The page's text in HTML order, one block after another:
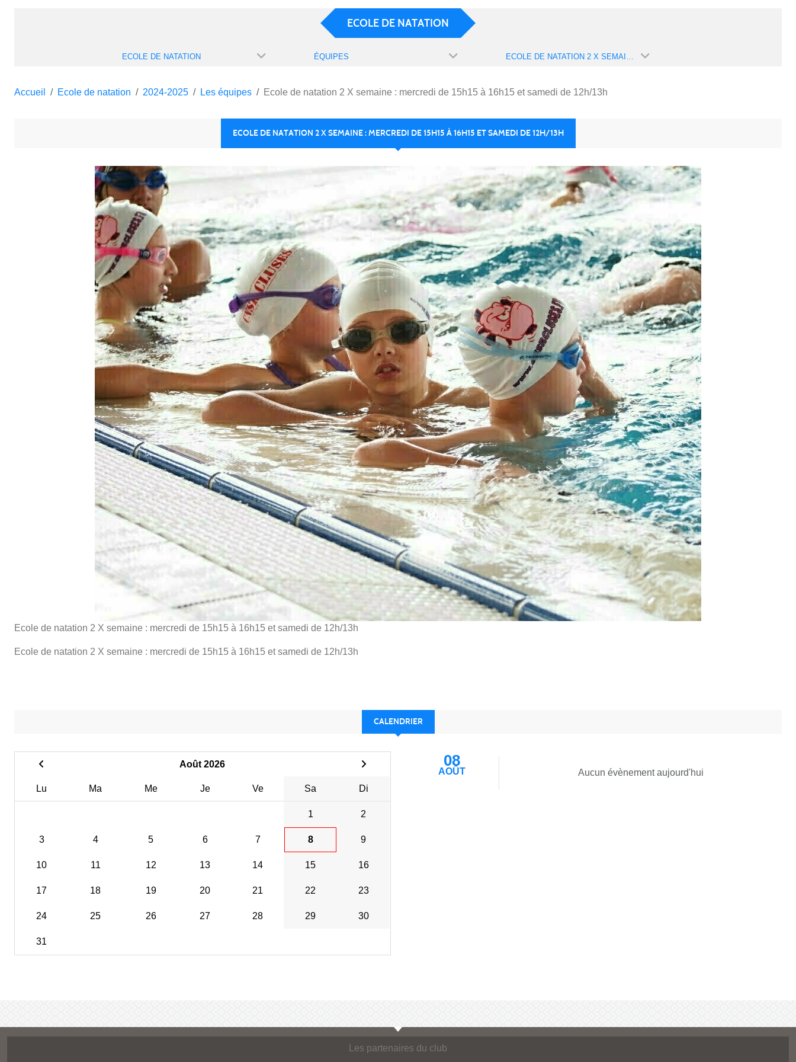
ECOLE DE NATATION
ECOLE DE NATATION ÉQUIPES
Accueil Ecole de natation 2024-2025 Les équipes Ecole de natation 2 X semaine : mercredi de 15h15 à 16h15 et samedi de 12h/13h
ECOLE DE NATATION 2 X SEMAINE : MERCREDI DE 15H15 À 16H15 ET SAMEDI DE 12H/13H
Ecole de natation 2 X semaine : mercredi de 15h15 à 16h15 et samedi de 12h/13h
Ecole de natation 2 X semaine : mercredi de 15h15 à 16h15 et samedi de 12h/13h
CALENDRIER
Août 2026
Lu Ma Me Je Ve Sa Di
1 2
3 4 5 6 7 8 9
10 11 12 13 14 15 16
17 18 19 20 21 22 23
24 25 26 27 28 29 30
31
08
AOÛT Aucun évènement aujourd'hui
Les partenaires du club